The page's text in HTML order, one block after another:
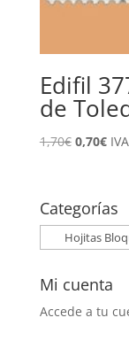
Edifil
de
1,70€ El
era:
1,70€.
0,70€El
es:
Categorías
Mi cuenta
Accede a tu